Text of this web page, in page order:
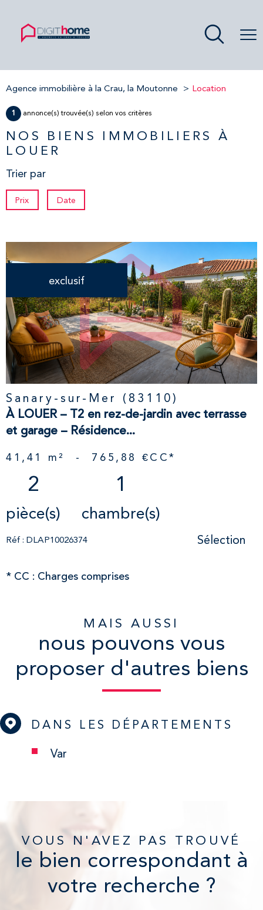
Agence immobilière à la Crau, la Moutonne Location
1 annonce(s) trouvée(s) selon vos critères
NOS BIENS IMMOBILIERS À
LOUER
Trier par
Prix Date
exclusif
VOIR LE
BIEN
Sanary-sur-Mer (83110)
À LOUER – T2 en rez-de-jardin avec terrasse
et garage – Résidence...
41,41 m² - 765,88 €CC*
2
pièce(s)
1
chambre(s)
Réf : DLAP10026374 Sélection
* CC : Charges comprises
MAIS AUSSI
nous pouvons vous
proposer d'autres biens
DANS LES DÉPARTEMENTS
Var
VOUS N'AVEZ PAS TROUVÉ
le bien correspondant à
votre recherche ?